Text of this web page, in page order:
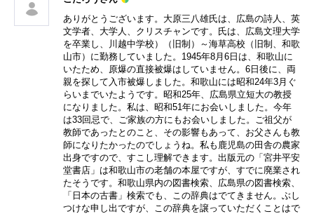
ありがとうございます。大原三八雄氏は、広島の詩人、英
文学者、大学人、クリスチャンです。氏は、広島文理大学
を卒業し、川越中学校）（旧制）～海草高校（旧制、和歌
山市）に勤務していました。1945年8月6日は、和歌山に
いたため、原爆の直接被爆はしていません。6日後に、両
親を探して入市被爆しました。和歌山には昭和24年3月ぐ
らいまでいたようです。昭和25年、広島県立短大の教授
になりました。私は、昭和51年にお会いしました。今年
は33回忌で、ご家族の方にもお会いしました。ご祖父が
教師であったとのこと、その影響もあって、お父さんも教
師になりたかったのでしょうね。私も鹿児島の田舎の農家
出身ですので、すこし理解できます。出版元の「宮井平安
堂書店」は和歌山市の老舗の本屋ですが、すでに廃業され
たそうです。和歌山県内の図書検索、広島県の図書検索、
「日本の古書」検索でも、この辞典はでてきません。ぶし
つけな申し出ですが、この辞典を譲っていただくことはで